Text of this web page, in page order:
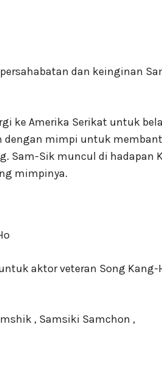
dan keinginan
ke Amerika Serikat untuk
dengan mimpi untuk
Sam-Sik muncul di hadapan
mimpinya.
aktor veteran Song Kang-
, Samsiki Samchon ,